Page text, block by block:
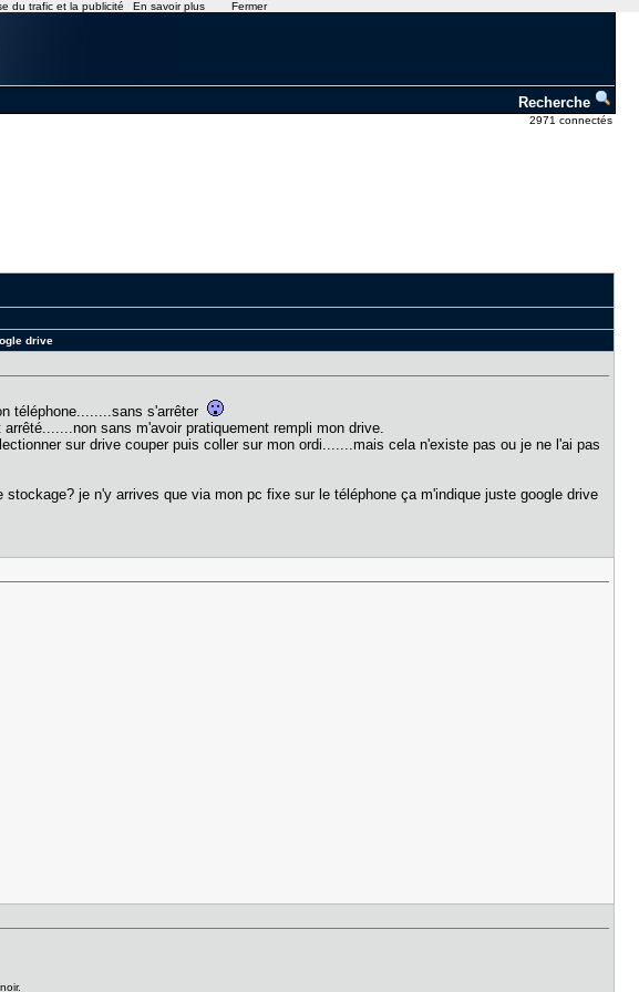
Recherche
2971 connectés
drive
téléphone........sans s'arrêter
sans m'avoir pratiquement rempli mon drive.
sur drive couper puis coller sur mon ordi.......mais cela n'existe pas ou je ne l'ai pas
je n'y arrives que via mon pc fixe sur le téléphone ça m'indique juste google drive
du trafic et la publicité En savoir plus Fermer